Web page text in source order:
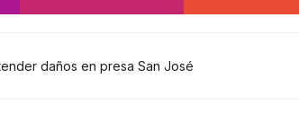
daños en presa San José